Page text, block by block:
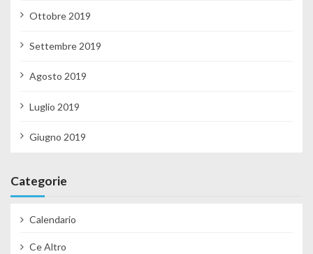
Ottobre 2019
Settembre 2019
Agosto 2019
Luglio 2019
Giugno 2019
Categorie
Calendario
Ce Altro